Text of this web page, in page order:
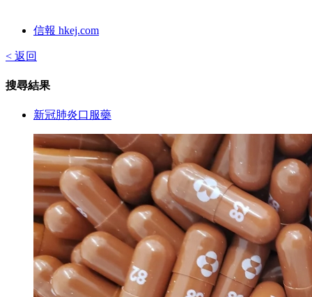
信報 hkej.com
< 返回
搜尋結果
新冠肺炎口服藥